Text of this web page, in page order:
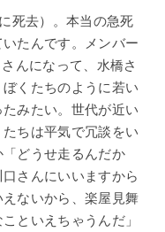
死去）。本当の急死
たんです。メンバー
んになって、水橋さ
くたちのように若い
みたい。世代が近い
ちは平気で冗談をい
どうせ走るんだか
さんにいいますから
ないから、楽屋見舞
といえちゃうんだ」